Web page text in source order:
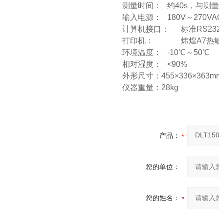
测量时间： 约40s，与测
输入电源： 180V～
计算机接口： 标准
打印机： 炜煌A7热敏
环境温度： -10℃～50℃
相对湿度： <90%
外形尺寸：
仪器重量：28kg
产品：
您的单位：
您的姓名：